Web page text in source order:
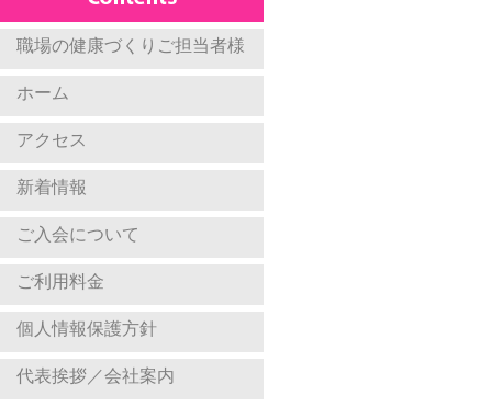
職場の健康づくりご担当者様
ホーム
アクセス
新着情報
ご入会について
ご利用料金
個人情報保護方針
代表挨拶／会社案内